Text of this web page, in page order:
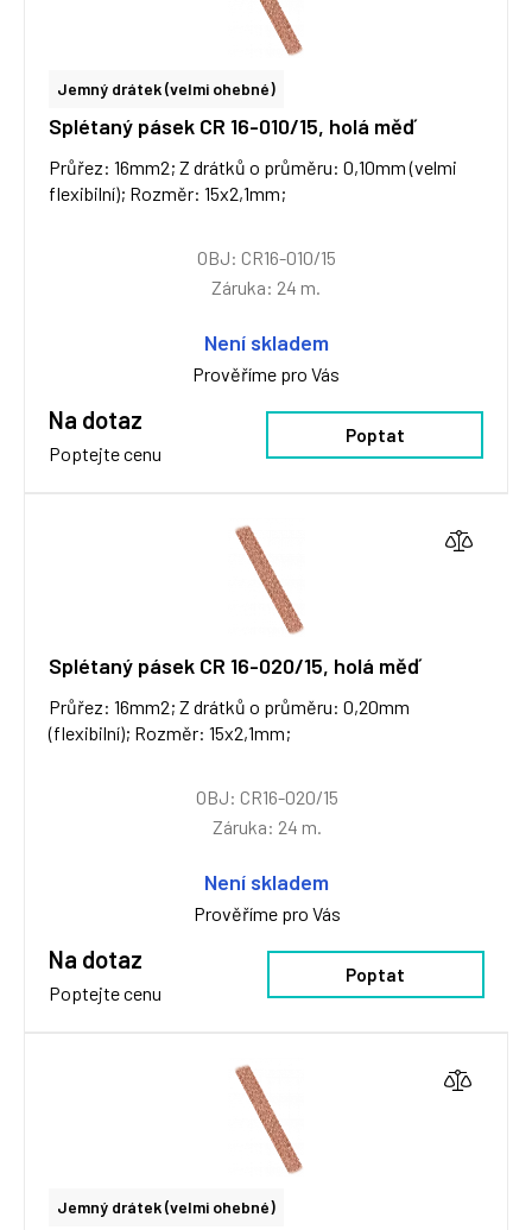
Jemný drátek (velmi ohebné)
Splétaný pásek CR 16-010/15, holá měď
Průřez: 16mm2; Z drátků o průměru: 0,10mm (velmi
flexibilní); Rozměr: 15x2,1mm;
OBJ: CR16-010/15
Záruka: 24 m.
Není skladem
Prověříme pro Vás
Na dotaz
Poptejte cenu
Poptat
Splétaný pásek CR 16-020/15, holá měď
Průřez: 16mm2; Z drátků o průměru: 0,20mm
(flexibilní); Rozměr: 15x2,1mm;
OBJ: CR16-020/15
Záruka: 24 m.
Není skladem
Prověříme pro Vás
Na dotaz
Poptejte cenu
Poptat
Jemný drátek (velmi ohebné)